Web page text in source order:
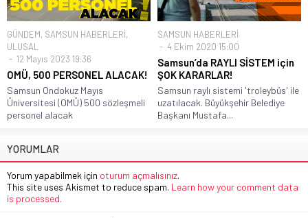
GÜNDEM, SAMSUN HABERLERİ,
ULUSAL
12 Mayıs 2023 19:36
OMÜ, 500 PERSONEL ALACAK!
Samsun Ondokuz Mayıs
Üniversitesi (OMÜ) 500 sözleşmeli
personel alacak
SAMSUN HABERLERİ
4 Ekim 2020 15:00
Samsun’da RAYLI SİSTEM için
ŞOK KARARLAR!
Samsun raylı sistemi 'troleybüs' ile
uzatılacak. Büyükşehir Belediye
Başkanı Mustafa...
YORUMLAR
Yorum yapabilmek için oturum açmalısınız.
This site uses Akismet to reduce spam. Learn how your comment data
is processed.